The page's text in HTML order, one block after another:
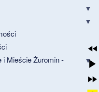
i Mieście Żuromin -